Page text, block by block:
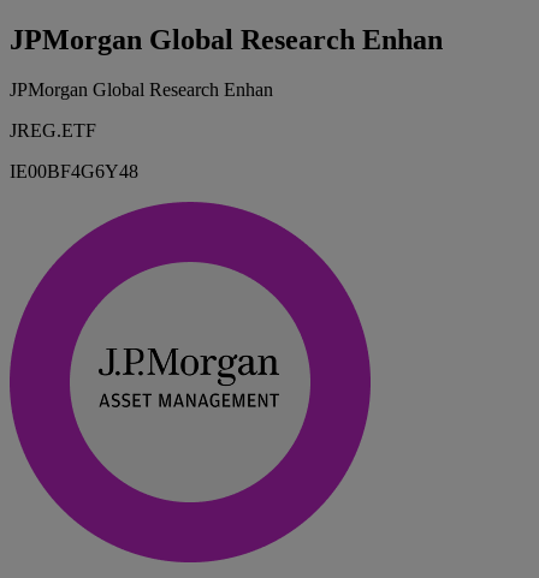
JPMorgan Global Research Enhan
JPMorgan Global Research Enhan
JREG.ETF
IE00BF4G6Y48